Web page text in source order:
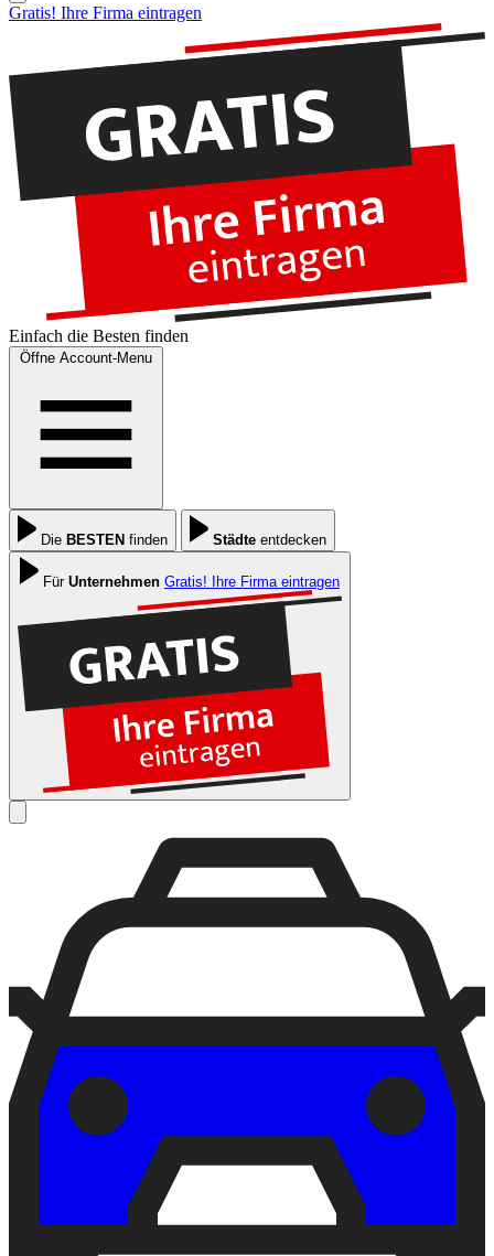
Gratis! Ihre Firma eintragen
Einfach die Besten finden
Öffne Account-Menu
Die BESTEN finden Städte entdecken
Für Unternehmen Gratis! Ihre Firma eintragen